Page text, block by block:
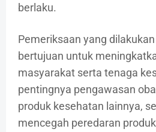
berlaku.
Pemeriksaan yang
bertujuan untuk
masyarakat serta tenaga
pentingnya pengawasan
produk kesehatan lainnya,
mencegah peredaran